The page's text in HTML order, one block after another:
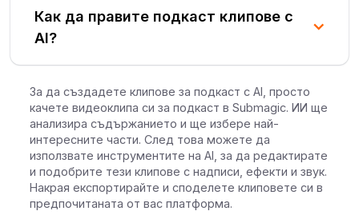
Как да правите подкаст клипове с
AI?
За да създадете клипове за подкаст с AI, просто
качете видеоклипа си за подкаст в Submagic. ИИ ще
анализира съдържанието и ще избере най-
интересните части. След това можете да
използвате инструментите на AI, за да редактирате
и подобрите тези клипове с надписи, ефекти и звук.
Накрая експортирайте и споделете клиповете си в
предпочитаната от вас платформа.